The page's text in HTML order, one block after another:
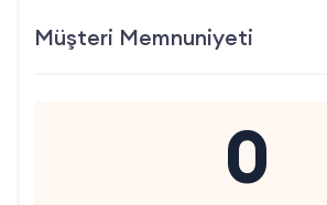
Müşteri Memnuniyeti
0